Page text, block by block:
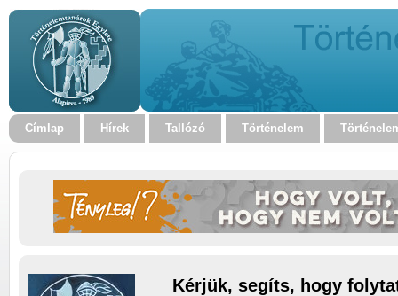
Címlap Hírek Tallózó Történelem
Kérjük, segíts, hogy